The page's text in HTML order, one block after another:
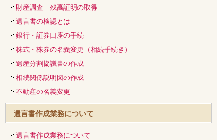
財産調査 残高証明の取得
遺言書の検認とは
銀行・証券口座の手続
株式・株券の名義変更（相続手続き）
遺産分割協議書の作成
相続関係説明図の作成
不動産の名義変更
遺言書作成業務について
遺言書作成業務について